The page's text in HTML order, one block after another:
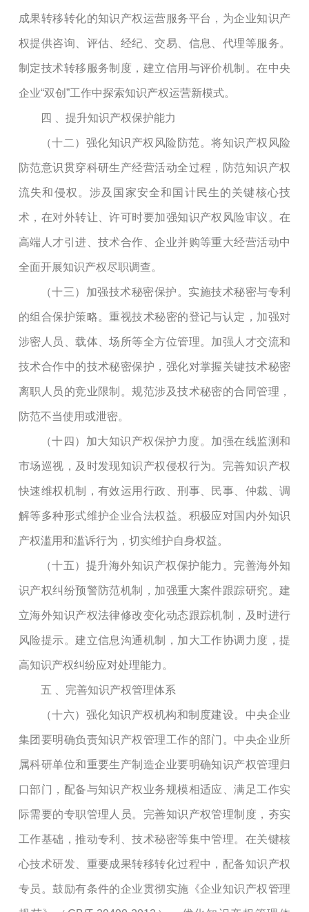
成果转移转化的知识产权运营服务平台，为企业知识产
权提供咨询、评估、经纪、交易、信息、代理等服务。
制定技术转移服务制度，建立信用与评价机制。在中央
企业“双创”工作中探索知识产权运营新模式。
四 、提升知识产权保护能力
（十二）强化知识产权风险防范。将知识产权风险
防范意识贯穿科研生产经营活动全过程，防范知识产权
流失和侵权。涉及国家安全和国计民生的关键核心技
术，在对外转让、许可时要加强知识产权风险审议。在
高端人才引进、技术合作、企业并购等重大经营活动中
全面开展知识产权尽职调查。
（十三）加强技术秘密保护。实施技术秘密与专利
的组合保护策略。重视技术秘密的登记与认定，加强对
涉密人员、载体、场所等全方位管理。加强人才交流和
技术合作中的技术秘密保护，强化对掌握关键技术秘密
离职人员的竞业限制。规范涉及技术秘密的合同管理，
防范不当使用或泄密。
（十四）加大知识产权保护力度。加强在线监测和
市场巡视，及时发现知识产权侵权行为。完善知识产权
快速维权机制，有效运用行政、刑事、民事、仲裁、调
解等多种形式维护企业合法权益。积极应对国内外知识
产权滥用和滥诉行为，切实维护自身权益。
（十五）提升海外知识产权保护能力。完善海外知
识产权纠纷预警防范机制，加强重大案件跟踪研究。建
立海外知识产权法律修改变化动态跟踪机制，及时进行
风险提示。建立信息沟通机制，加大工作协调力度，提
高知识产权纠纷应对处理能力。
五 、完善知识产权管理体系
（十六）强化知识产权机构和制度建设。中央企业
集团要明确负责知识产权管理工作的部门。中央企业所
属科研单位和重要生产制造企业要明确知识产权管理归
口部门，配备与知识产权业务规模相适应、满足工作实
际需要的专职管理人员。完善知识产权管理制度，夯实
工作基础，推动专利、技术秘密等集中管理。在关键核
心技术研发、重要成果转移转化过程中，配备知识产权
专员。鼓励有条件的企业贯彻实施《企业知识产权管理